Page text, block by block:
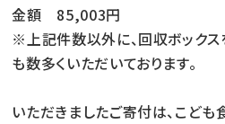
金額 85,003円
※上記件数以外に、回収ボック
も数多くいただいております。
いただきましたご寄付は、こども